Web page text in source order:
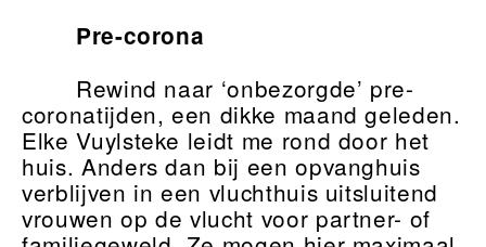
Pre-corona
Rewind naar ‘onbezorgde’ pre-
coronatijden, een dikke maand geleden.
Elke Vuylsteke leidt me rond door het
huis. Anders dan bij een opvanghuis
verblijven in een vluchthuis uitsluitend
vrouwen op de vlucht voor partner- of